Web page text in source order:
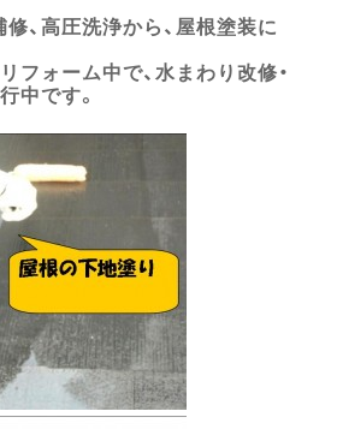
、高圧洗浄から、屋根塗装に
フォーム中で、水まわり改修・
中です。